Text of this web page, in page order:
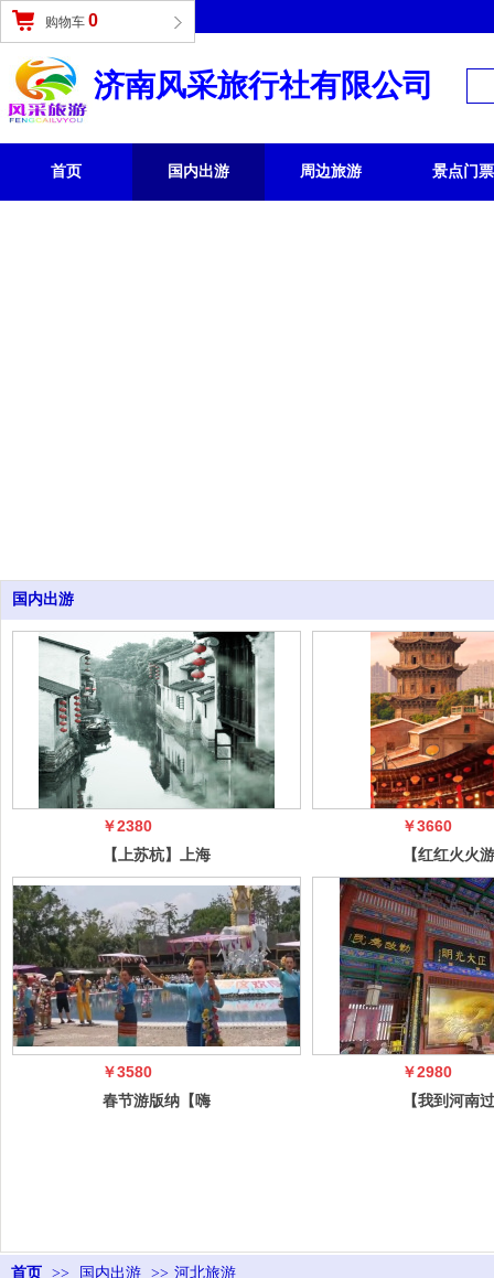
济南风采旅行社有限公司
购物车 0
登录 | 免费注册
首页 国内出游 周边旅游 景点门票
国内出游
￥2380
【上苏杭】上海
外滩南京路+狮
子林+寒山寺
￥3660
【红红火火
西】平遥古
五台山、悬
￥3580
春节游版纳【嗨
￥2980
【我到河南
首页 >> 国内出游 >> 河北旅游